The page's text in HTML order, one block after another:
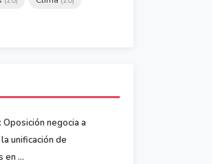
Oposición negocia a
unificación de
en ...